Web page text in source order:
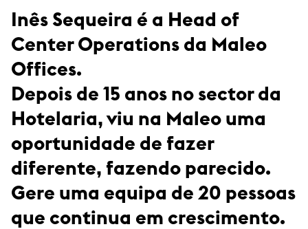
Inês Sequeira é a Head of
Center Operations da Maleo
Offices.
Depois de 15 anos no sector da
Hotelaria, viu na Maleo uma
oportunidade de fazer
diferente, fazendo parecido.
Gere uma equipa de 20 pessoas
que continua em crescimento.